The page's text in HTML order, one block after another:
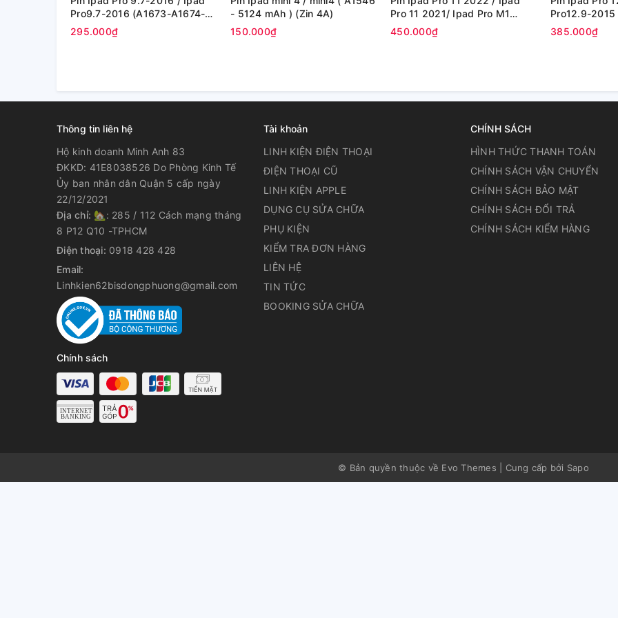
Pro9.7-2016 (A1673-A1674-
A1675 / A1664) - 7306mAh
(Zin Cty)
295.000₫
- 5124 mAh ) (Zin 4A)
150.000₫
Pro 11 2021/ Ipad Pro M1
2021 / Ipad Pro M2 2022 /
A2377 / A2460 / A2459 /
450.000₫
Pro12.9-2015
A1584-
- Dung Lượng
385.000₫
Thông tin liên hệ
Hộ kinh doanh Minh Anh 83
ĐKKD: 41E8038526 Do Phòng Kinh Tế
Ủy ban nhân dân Quận 5 cấp ngày
22/12/2021
Địa chỉ: 🏡: 285 / 112 Cách mạng tháng
8 P12 Q10 -TPHCM
Điện thoại: 0918 428 428
Email:
Linhkien62bisdongphuong@gmail.com
Chính sách
Tài khoản
LINH KIỆN ĐIỆN THOẠI
ĐIỆN THOẠI CŨ
LINH KIỆN APPLE
DỤNG CỤ SỬA CHỮA
PHỤ KIỆN
KIỂM TRA ĐƠN HÀNG
LIÊN HỆ
TIN TỨC
BOOKING SỬA CHỮA
CHÍNH SÁCH
HÌNH THỨC THANH TOÁN
CHÍNH SÁCH VẬN CHUYỂN
CHÍNH SÁCH BẢO MẬT
CHÍNH SÁCH ĐỔI TRẢ
CHÍNH SÁCH KIỂM HÀNG
© Bản quyền thuộc về Evo Themes Cung cấp bởi Sapo